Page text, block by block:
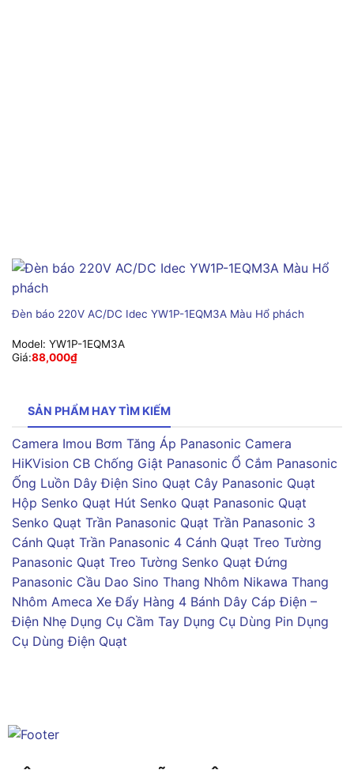
Đèn báo 220V AC/DC Idec YW1P-1EQM3A Màu Hổ phách
Model: YW1P-1EQM3A
Giá:88,000₫
SẢN PHẨM HAY TÌM KIẾM
Camera Imou Bơm Tăng Áp Panasonic Camera
HiKVision CB Chống Giật Panasonic Ổ Cắm Panasonic
Ống Luồn Dây Điện Sino Quạt Cây Panasonic Quạt
Hộp Senko Quạt Hút Senko Quạt Panasonic Quạt
Senko Quạt Trần Panasonic Quạt Trần Panasonic 3
Cánh Quạt Trần Panasonic 4 Cánh Quạt Treo Tường
Panasonic Quạt Treo Tường Senko Quạt Đứng
Panasonic Cầu Dao Sino Thang Nhôm Nikawa Thang
Nhôm Ameca Xe Đẩy Hàng 4 Bánh Dây Cáp Điện –
Điện Nhẹ Dụng Cụ Cầm Tay Dụng Cụ Dùng Pin Dụng
Cụ Dùng Điện Quạt